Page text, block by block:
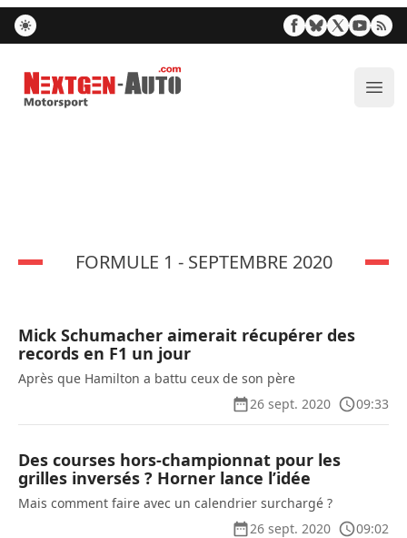
Nextgen-Auto.com
FORMULE 1 - SEPTEMBRE 2020
Mick Schumacher aimerait récupérer des
records en F1 un jour
Après que Hamilton a battu ceux de son père
26 sept. 2020
09:33
Des courses hors-championnat pour les
grilles inversés ? Horner lance l’idée
Mais comment faire avec un calendrier surchargé ?
26 sept. 2020
09:02